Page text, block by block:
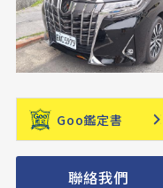
Goo鑑定書
聯絡我們